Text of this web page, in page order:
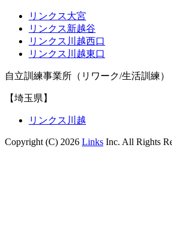
リンクス大宮
リンクス新越谷
リンクス川越西口
リンクス川越東口
自立訓練事業所（リワーク/生活訓練）
【埼玉県】
リンクス川越
Copyright (C) 2026 Links Inc. All Rights